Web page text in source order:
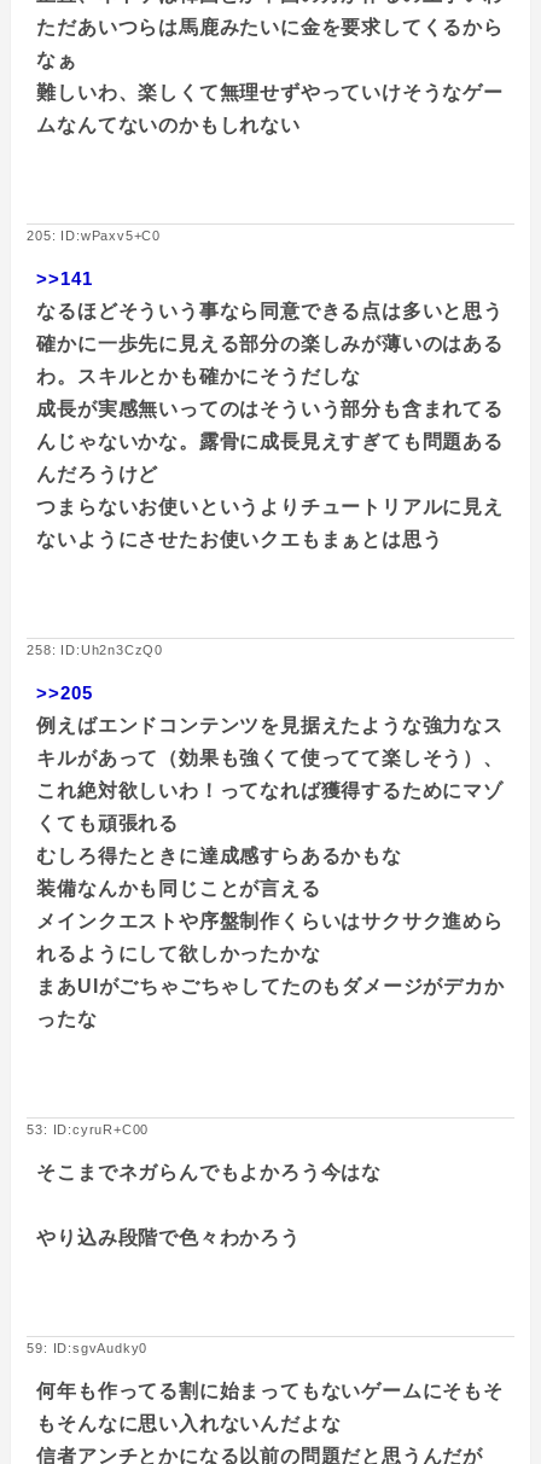
ただあいつらは馬鹿みたいに金を要求してくるから
なぁ
難しいわ、楽しくて無理せずやっていけそうなゲー
ムなんてないのかもしれない
205: ID:wPaxv5+C0
>>141
なるほどそういう事なら同意できる点は多いと思う
確かに一歩先に見える部分の楽しみが薄いのはある
わ。スキルとかも確かにそうだしな
成長が実感無いってのはそういう部分も含まれてる
んじゃないかな。露骨に成長見えすぎても問題ある
んだろうけど
つまらないお使いというよりチュートリアルに見え
ないようにさせたお使いクエもまぁとは思う
258: ID:Uh2n3CzQ0
>>205
例えばエンドコンテンツを見据えたような強力なス
キルがあって（効果も強くて使ってて楽しそう）、
これ絶対欲しいわ！ってなれば獲得するためにマゾ
くても頑張れる
むしろ得たときに達成感すらあるかもな
装備なんかも同じことが言える
メインクエストや序盤制作くらいはサクサク進めら
れるようにして欲しかったかな
まあUIがごちゃごちゃしてたのもダメージがデカか
ったな
53: ID:cyruR+C00
そこまでネガらんでもよかろう今はな
やり込み段階で色々わかろう
59: ID:sgvAudky0
何年も作ってる割に始まってもないゲームにそもそ
もそんなに思い入れないんだよな
信者アンチとかになる以前の問題だと思うんだが